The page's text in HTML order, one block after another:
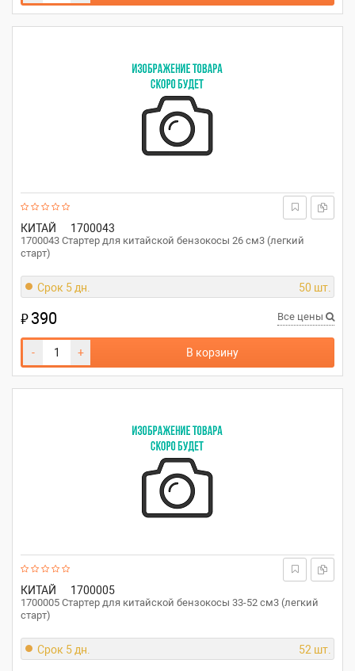
КИТАЙ 1700043
1700043 Стартер для китайской бензокосы 26 см3 (легкий
старт)
Срок 5 дн. 50 шт.
₽390 Все цены
- + В корзину
КИТАЙ 1700005
1700005 Стартер для китайской бензокосы 33-52 см3 (легкий
старт)
Срок 5 дн. 52 шт.